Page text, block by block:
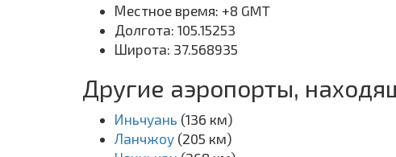
Местное время: +8 GMT
Долгота: 105.15253
Широта: 37.568935
Другие аэропорты,
Иньчуань (136 км)
Ланчжоу (205 км)